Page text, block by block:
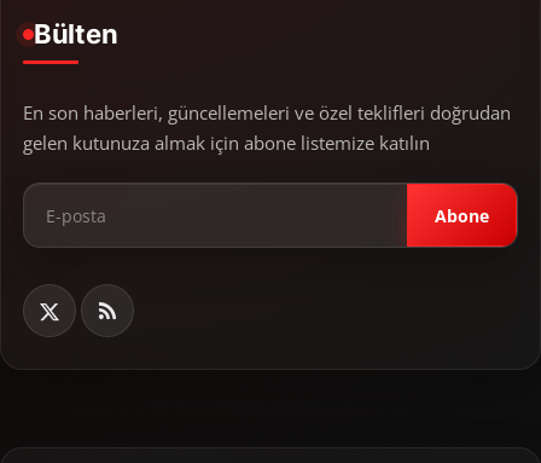
Bülten
En son haberleri, güncellemeleri ve özel teklifleri doğrudan
gelen kutunuza almak için abone listemize katılın
Abone